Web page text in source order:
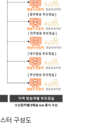
터 구성도